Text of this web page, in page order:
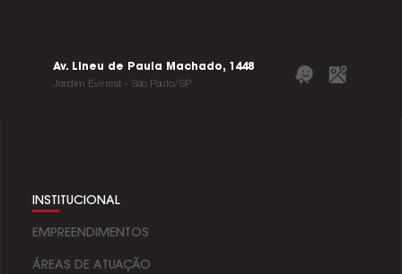
Av. Lineu de Paula Machado, 1448
Jardim Everest - São Paulo/SP
INSTITUCIONAL
EMPREENDIMENTOS
ÁREAS DE ATUAÇÃO